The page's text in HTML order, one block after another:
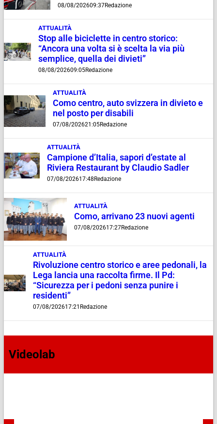
08/08/202609:37Redazione
ATTUALITÀ
Stop alle biciclette in centro storico:
“Ancora una volta si è scelta la via più
semplice, quella dei divieti”
08/08/202609:05Redazione
ATTUALITÀ
Como centro, auto svizzera in divieto e
nel posto per disabili
07/08/202621:05Redazione
ATTUALITÀ
Campione d’Italia, sapori d’estate al
Riviera Restaurant by Claudio Sadler
07/08/202617:48 Redazione
ATTUALITÀ
Como, arrivano 23 nuovi agenti
07/08/202617:27Redazione
ATTUALITÀ
Rivoluzione centro storico e aree pedonali, la
Lega lancia una raccolta firme. Il Pd:
“Sicurezza per i pedoni senza punire i
residenti”
07/08/202617:21 Redazione
Videolab